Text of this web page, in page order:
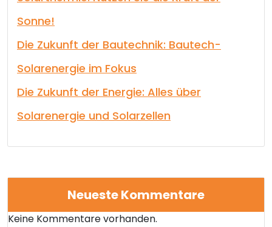
Sonne!
Die Zukunft der Bautechnik: Bautech-
Solarenergie im Fokus
Die Zukunft der Energie: Alles über
Solarenergie und Solarzellen
Neueste Kommentare
Keine Kommentare vorhanden.